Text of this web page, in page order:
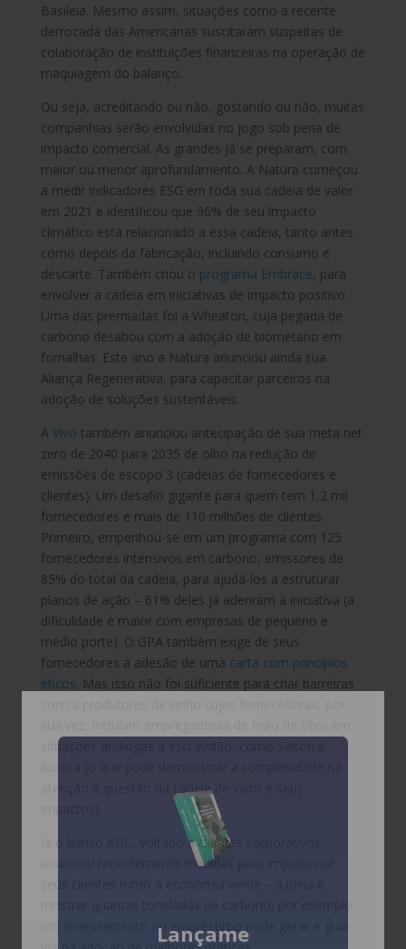
Lançame
Basileia. Mesmo assim, situações como a recente
derrocada das Americanas suscitaram suspeitas de
colaboração de instituições financeiras na operação de
maquiagem do balanço.
Ou seja, acreditando ou não, gostando ou não, muitas
companhias serão envolvidas no jogo sob pena de
impacto comercial. As grandes já se preparam, com
maior ou menor aprofundamento. A Natura começou
a medir indicadores ESG em toda sua cadeia de valor
em 2021 e identificou que 96% de seu impacto
climático está relacionado a essa cadeia, tanto antes
como depois da fabricação, incluindo consumo e
descarte. Também criou o programa Embrace, para
envolver a cadeia em iniciativas de impacto positivo.
Uma das premiadas foi a Wheaton, cuja pegada de
carbono desabou com a adoção de biometano em
fornalhas. Este ano a Natura anunciou ainda sua
Aliança Regenerativa, para capacitar parceiros na
adoção de soluções sustentáveis.
A Vivo também anunciou antecipação de sua meta net
zero de 2040 para 2035 de olho na redução de
emissões de escopo 3 (cadeias de fornecedores e
clientes). Um desafio gigante para quem tem 1,2 mil
fornecedores e mais de 110 milhões de clientes.
Primeiro, empenhou-se em um programa com 125
fornecedores intensivos em carbono, emissores de
85% do total da cadeia, para ajudá-los a estruturar
planos de ação – 61% deles já aderiram à iniciativa (a
dificuldade é maior com empresas de pequeno e
médio porte). O GPA também exige de seus
fornecedores a adesão de uma carta com princípios
éticos. Mas isso não foi suficiente para criar barreiras
situações análogas à escravidão, como Salton e
atenção à questão da cadeia de valor e seus
Já o banco ABC, voltado a clientes corporativos,
anunciou recentemente medidas para impulsionar
um financiamento ou empréstimo pode gerar e guiá-